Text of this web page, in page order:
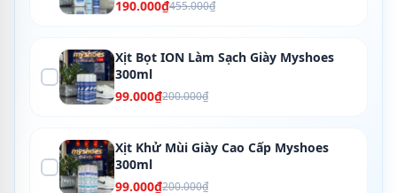
190.000₫455.000₫
Xịt Bọt ION Làm Sạch Giày Myshoes
300ml
99.000₫200.000₫
Xịt Khử Mùi Giày Cao Cấp Myshoes
300ml
99.000₫200.000₫